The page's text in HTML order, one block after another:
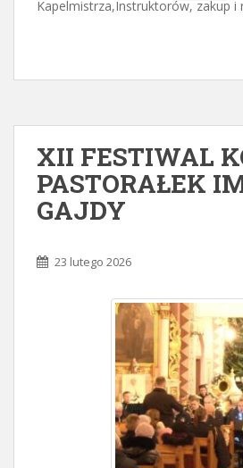
Kapelmistrza,Instruktorów, zakup i
XII FESTIWAL
PASTORAŁEK
GAJDY
23 lutego 2026